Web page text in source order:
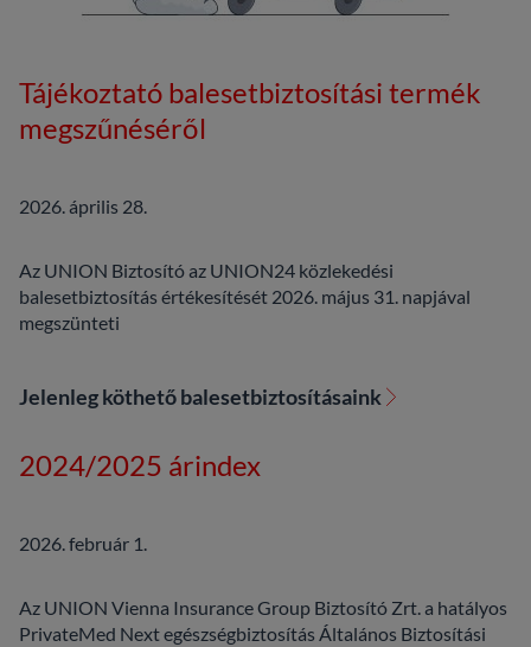
Tájékoztató balesetbiztosítási termék
megszűnéséről
2026. április 28.
Az UNION Biztosító az UNION24 közlekedési
balesetbiztosítás értékesítését 2026. május 31. napjával
megszünteti
Jelenleg köthető balesetbiztosításaink
2024/2025 árindex
2026. február 1.
Az UNION Vienna Insurance Group Biztosító Zrt. a hatályos
PrivateMed Next egészségbiztosítás Általános Biztosítási